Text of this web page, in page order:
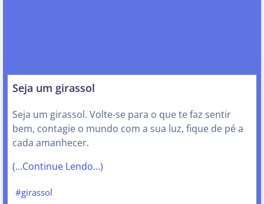
Seja um girassol
Seja um girassol. Volte-se para o que te faz sentir
bem, contagie o mundo com a sua luz, fique de pé a
cada amanhecer.
(…Continue Lendo…)
#girassol